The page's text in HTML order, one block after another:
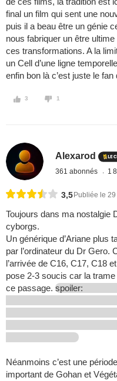
final un film qui sent une
puis il a beau être un génie
nous fabriquer un être
ces transformations. A la
un Cell d’une ligne
enfin bon là c’est juste le
3 1
Alexarod
361 abonnés 1
3,5 Publiée le
Toujours dans ma nostalgie
cyborgs.
Un générique d’Ariane plus
par l’ordinateur du Dr Gero.
l’arrivée de C16, C17, C18
pose 2-3 soucis car la
ce passage. spoiler:
Néanmoins c’est une
important de Gohan et